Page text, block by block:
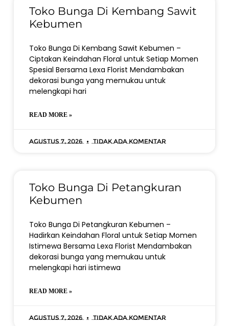
Toko Bunga Di Kembang Sawit
Kebumen
Toko Bunga Di Kembang Sawit Kebumen –
Ciptakan Keindahan Floral untuk Setiap Momen
Spesial Bersama Lexa Florist Mendambakan
dekorasi bunga yang memukau untuk
melengkapi hari
READ MORE »
Agustus 7, 2026 Tidak ada komentar
Toko Bunga Di Petangkuran
Kebumen
Toko Bunga Di Petangkuran Kebumen –
Hadirkan Keindahan Floral untuk Setiap Momen
Istimewa Bersama Lexa Florist Mendambakan
dekorasi bunga yang memukau untuk
melengkapi hari istimewa
READ MORE »
Agustus 7, 2026 Tidak ada komentar